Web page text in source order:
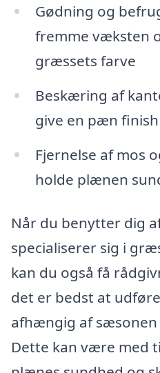
Gødning og
fremme væksten
græssets farve
Beskæring af
give en pæn finish
Fjernelse af mos
holde plænen
Når du benytter dig
specialiserer sig i
kan du også få
det er bedst at
afhængig af
Dette kan være med